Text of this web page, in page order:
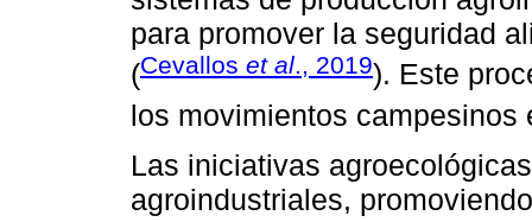
para promover la seguridad
(Cevallos et al., 2019). Este
los movimientos campesinos
Las iniciativas
agroindustriales,